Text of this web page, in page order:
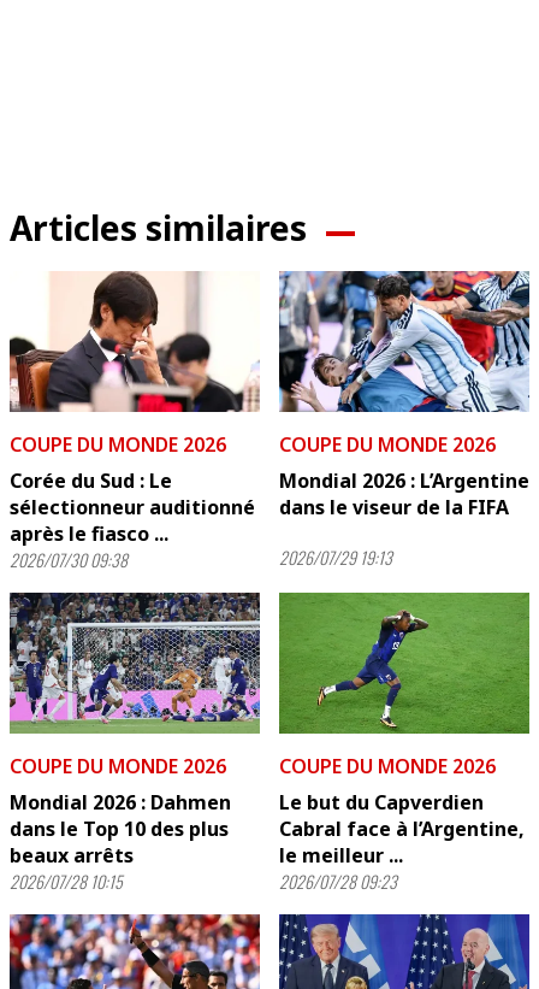
Articles similaires
COUPE DU MONDE 2026
Corée du Sud : Le
sélectionneur auditionné
après le fiasco ...
2026/07/30 09:38
COUPE DU MONDE 2026
Mondial 2026 : L’Argentine
dans le viseur de la FIFA
2026/07/29 19:13
COUPE DU MONDE 2026
Mondial 2026 : Dahmen
dans le Top 10 des plus
beaux arrêts
2026/07/28 10:15
COUPE DU MONDE 2026
Le but du Capverdien
Cabral face à l’Argentine,
le meilleur ...
2026/07/28 09:23